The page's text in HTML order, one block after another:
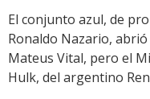
El conjunto azul, de
Ronaldo Nazario,
Mateus Vital, pero el
Hulk, del argentino